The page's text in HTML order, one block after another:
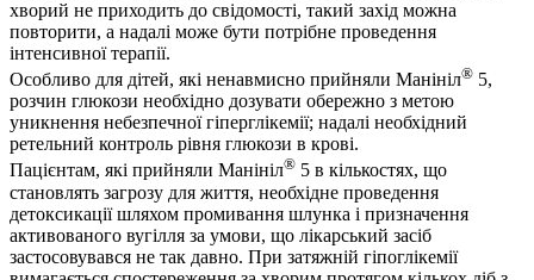
хворий не приходить до свідомості, такий захід можна
повторити, а надалі може бути потрібне проведення
інтенсивної терапії.
Особливо для дітей, які ненавмисно прийняли Манініл® 5,
розчин глюкози необхідно дозувати обережно з метою
уникнення небезпечної гіперглікемії; надалі необхідний
ретельний контроль рівня глюкози в крові.
Пацієнтам, які прийняли Манініл® 5 в кількостях, що
становлять загрозу для життя, необхідне проведення
детоксикації шляхом промивання шлунка і призначення
активованого вугілля за умови, що лікарський засіб
застосовувався не так давно. При затяжній гіпоглікемії